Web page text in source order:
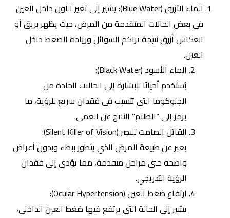
الماء الأزرق (Blue Water): يشير إلى تغير اللون داخل العين
في بعض الحالات المتقدمة من المرض، حيث يظهر بريق أو
انعكاس أزرق نتيجة تراكم السوائل وزيادة الضغط داخل
العين.
الماء الأسود (Black Water):
يُستخدم أحيانًا للإشارة إلى الحالات الحادة من
الجلوكوما التي تتسبب في فقدان سريع للرؤية، ما
يرمز إلى “الظلام” الناتج عن العمى.
القاتل الصامت للبصر (Silent Killer of Vision):
يعبر عن طبيعة المرض الذي يتطور ببطء وبدون أعراض
واضحة حتى مراحل متقدمة، مما يؤدي إلى فقدان
الرؤية التدريجي.
ارتفاع ضغط العين (Ocular Hypertension):
يشير إلى الحالة التي يرتفع فيها ضغط العين الداخلي،